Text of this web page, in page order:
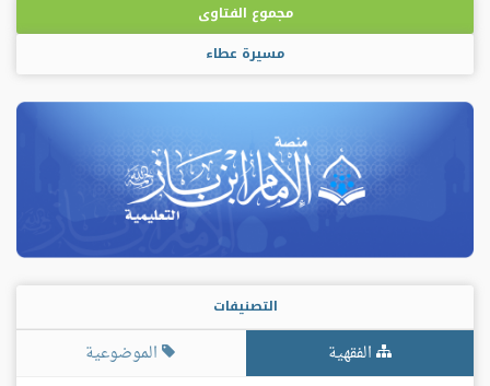
مجموع الفتاوى
مسيرة عطاء
التصنيفات
الفقهية
الموضوعية